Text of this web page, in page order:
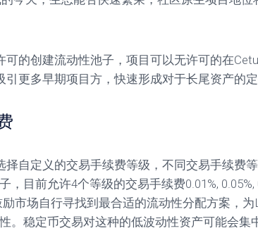
可的创建流动性池子，项目可以无许可的在
更多早期项目方，快速形成对于长尾资产的定
择自定义的交易手续费等级，不同交易手续费
，目前允许4个等级的交易手续费0.01%, 0.05%,
市场自行寻找到最合适的流动性分配方案，为
。稳定币交易对这种的低波动性资产可能会集